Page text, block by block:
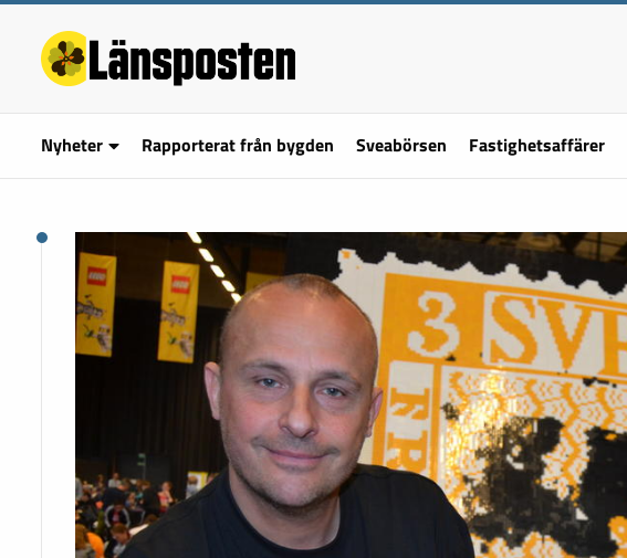
Nyheter Rapporterat från bygden Sveabörsen Fastighetsaffärer